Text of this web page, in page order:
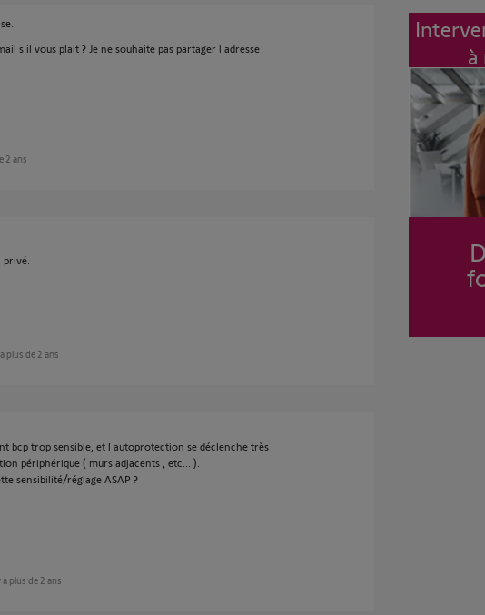
s'il vous plait ? Je ne souhaite pas partager l'adresse
2 ans
privé.
plus de 2 ans
bcp trop sensible, et l autoprotection se déclenche très
périphérique ( murs adjacents , etc... ).
sensibilité/réglage ASAP ?
a plus de 2 ans
à